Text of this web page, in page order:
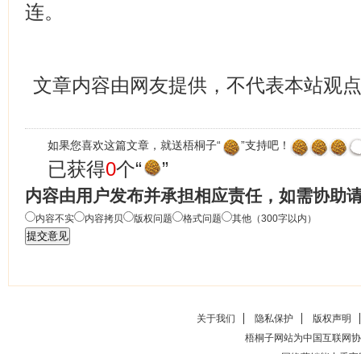
连。
文章内容由网友提供，不代表本站观点
如果您喜欢这篇文章，就送梧桐子“ ”支持吧！
已获得0个“ ”
内容由用户发布并承担相应责任，如需协助
内容不实 内容拷贝 版权问题 格式问题 其他（300字以内）
关于我们 隐私保护
版权声明
梧桐子网站为中国互联网